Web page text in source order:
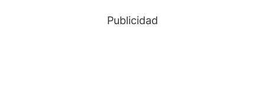
Publicidad